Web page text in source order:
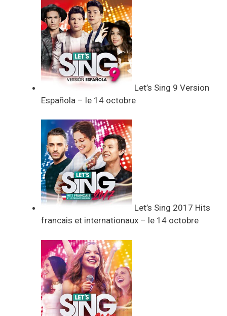
Let’s Sing 9 Version
Española – le 14 octobre
Let’s Sing 2017 Hits
francais et internationaux – le 14 octobre